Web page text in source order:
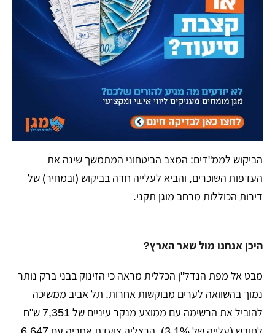
​הביקוש לממ"דים: המצב הביטחוני המתמשך שינה את
העדפות השוכרים, והביא לעלייה חדה בביקוש (ובמחיר) של
דירות הכוללות מרחב מוגן תקני.
היכן אנחנו מול שאר הארץ?
​מבט אל מפת הנדל"ן הכללית מראה כי הזינוק בבני ברק נותר
נמוך בהשוואה לערים מבוקשות אחרות. תל אביב ממשיכה
להוביל את הרשימה עם ממוצע מנקר עיניים של 7,351 ש"ח